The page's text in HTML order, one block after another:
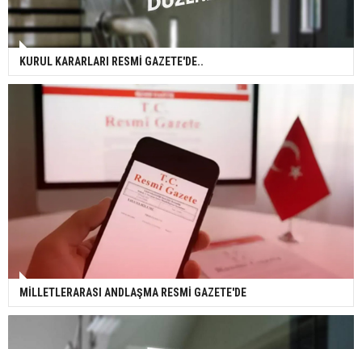
KURUL KARARLARI RESMİ GAZETE'DE..
MİLLETLERARASI ANDLAŞMA RESMİ GAZETE'DE